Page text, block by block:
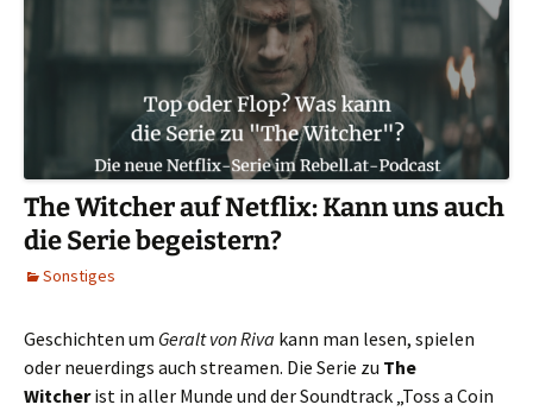
The Witcher auf Netflix: Kann uns auch
die Serie begeistern?
Sonstiges
Geschichten um Geralt von Riva kann man lesen, spielen
oder neuerdings auch streamen. Die Serie zu The
Witcherist in aller Munde und der Soundtrack „Toss a Coin